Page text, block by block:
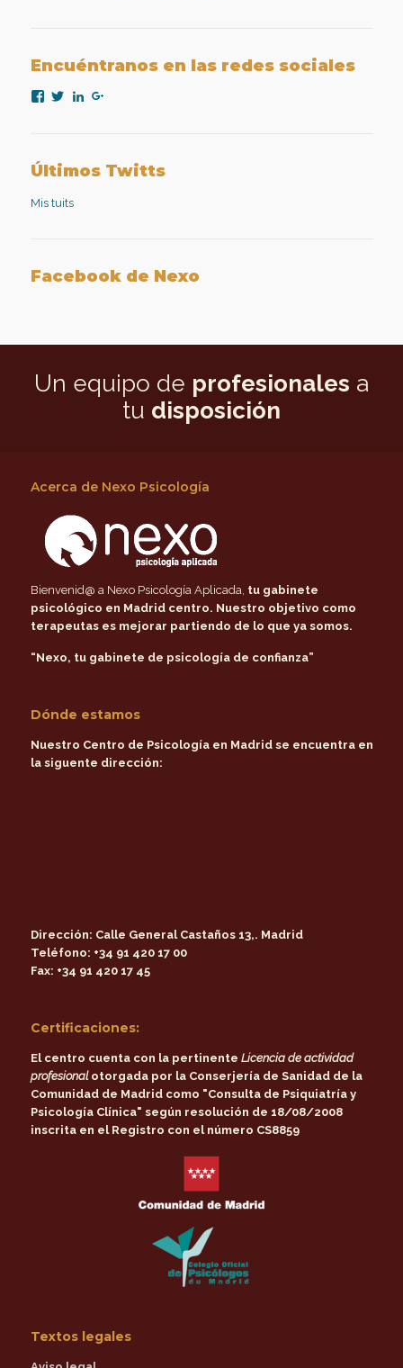
Encuéntranos en las redes sociales
Ver
Facebook
Ver
Twitter
Ver
aplicadaGoogle+
Últimos Twitts
Mis tuits
Facebook de Nexo
Un equipo de profesionales a
tu disposición
Acerca de Nexo Psicología
Bienvenid@ a Nexo Psicología Aplicada, tu gabinete
psicológico en Madrid centro. Nuestro objetivo como
terapeutas es mejorar partiendo de lo que ya somos.
“Nexo, tu gabinete de psicología de confianza”
Dónde estamos
Nuestro Centro de Psicología en Madrid se encuentra en
la siguente dirección:
Dirección: Calle General Castaños 13,. Madrid
Teléfono: +34 91 420 17 00
Fax: +34 91 420 17 45
Certificaciones:
El centro cuenta con la pertinente Licencia de actividad
profesionalotorgada por la Conserjería de Sanidad de la
Comunidad de Madridcomo "Consulta de Psiquiatría y
Psicología Clínica" según resolución de 18/08/2008
inscrita en el Registro con el número CS8859
Textos legales